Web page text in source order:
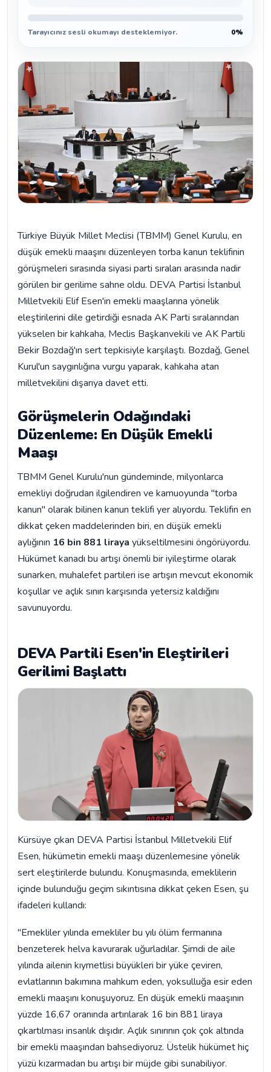
Tarayıcınız sesli okumayı desteklemiyor. 0%
Türkiye Büyük Millet Meclisi (TBMM) Genel Kurulu, en
düşük emekli maaşını düzenleyen torba kanun teklifinin
görüşmeleri sırasında siyasi parti sıraları arasında nadir
görülen bir gerilime sahne oldu. DEVA Partisi İstanbul
Milletvekili Elif Esen'in emekli maaşlarına yönelik
eleştirilerini dile getirdiği esnada AK Parti sıralarından
yükselen bir kahkaha, Meclis Başkanvekili ve AK Partili
Bekir Bozdağ'ın sert tepkisiyle karşılaştı. Bozdağ, Genel
Kurul'un saygınlığına vurgu yaparak, kahkaha atan
milletvekilini dışarıya davet etti.
Görüşmelerin Odağındaki
Düzenleme: En Düşük Emekli
Maaşı
TBMM Genel Kurulu'nun gündeminde, milyonlarca
emekliyi doğrudan ilgilendiren ve kamuoyunda "torba
kanun" olarak bilinen kanun teklifi yer alıyordu. Teklifin en
dikkat çeken maddelerinden biri, en düşük emekli
aylığının 16 bin 881 liraya yükseltilmesini öngörüyordu.
Hükümet kanadı bu artışı önemli bir iyileştirme olarak
sunarken, muhalefet partileri ise artışın mevcut ekonomik
koşullar ve açlık sınırı karşısında yetersiz kaldığını
savunuyordu.
DEVA Partili Esen'in Eleştirileri
Gerilimi Başlattı
Kürsüye çıkan DEVA Partisi İstanbul Milletvekili Elif
Esen, hükümetin emekli maaşı düzenlemesine yönelik
sert eleştirilerde bulundu. Konuşmasında, emeklilerin
içinde bulunduğu geçim sıkıntısına dikkat çeken Esen, şu
ifadeleri kullandı:
"Emekliler yılında emekliler bu yılı ölüm fermanına
benzeterek helva kavurarak uğurladılar. Şimdi de aile
yılında ailenin kıymetlisi büyükleri bir yüke çeviren,
evlatlarının bakımına mahkum eden, yoksulluğa esir eden
emekli maaşını konuşuyoruz. En düşük emekli maaşının
yüzde 16,67 oranında artırılarak 16 bin 881 liraya
çıkartılması insanlık dışıdır. Açlık sınırının çok çok altında
bir emekli maaşından bahsediyoruz. Üstelik hükümet hiç
yüzü kızarmadan bu artışı bir müjde gibi sunabiliyor.